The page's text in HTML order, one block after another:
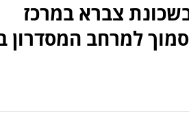
מהמבצע של צוות הקרב החטיבתי 679 בשכונת צברא במרכז
למרחב המסדרון